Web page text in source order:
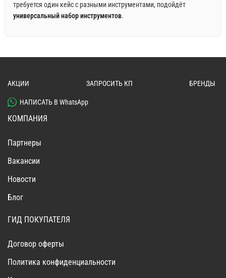
требуется один кейс с разными инструментами, подойдёт
универсальный набор инструментов.
АКЦИИ ЗАПРОСИТЬ КП БРЕНДЫ
НАПИСАТЬ В WhatsApp
КОМПАНИЯ
Партнеры
Вакансии
Новости
Блог
ГИД ПОКУПАТЕЛЯ
Договор оферты
Политика конфиденциальности